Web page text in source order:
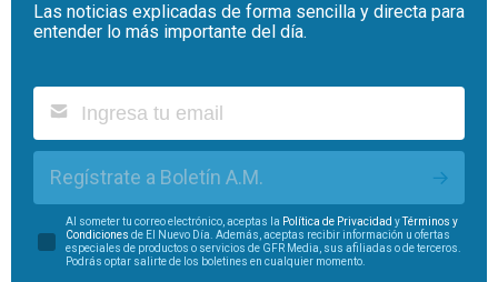
Las noticias explicadas de forma sencilla y directa para
entender lo más importante del día.
Regístrate a Boletín A.M.
Al someter tu correo electrónico, aceptas la Política de Privacidad yTérminos y
Condiciones de El Nuevo Día. Además, aceptas recibir información u ofertas
especiales de productos o servicios de GFR Media, sus afiliadas o de terceros.
Podrás optar salirte de los boletines en cualquier momento.